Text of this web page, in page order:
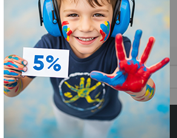
seleção.
e sensoriais do Brasil!